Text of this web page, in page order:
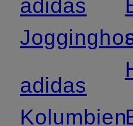
adidas
adidas
Kolumbien